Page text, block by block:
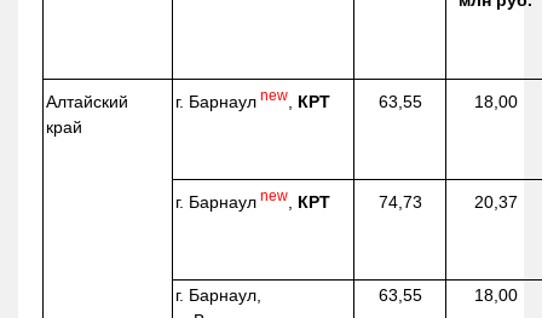
Алтайский
край
г. Барнаул new КРТ 63,55 18,00
г. Барнаул new КРТ 74,73 20,37
г. Барнаул,
63,55 18,00